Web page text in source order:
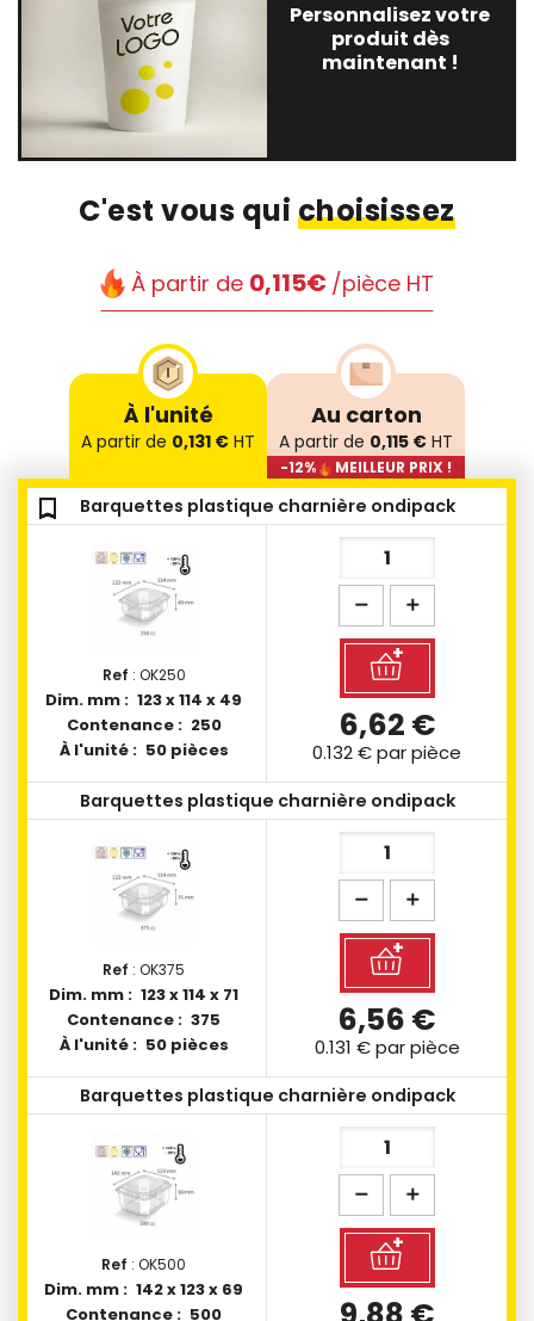
Personnalisez votre
produit dès
maintenant !
C'est vous qui choisissez
À l'unité
A partir de 0,131 € HT
À partir de 0,115€ /pièce HT
Au carton
A partir de 0,115 € HT
-12% MEILLEUR PRIX !
bookmark_outline
Ref : OK250
Dim. mm : 123 x 114 x 49
Contenance : 250
À l'unité : 50 pièces
Barquettes plastique charnière ondipack
6,62 €
0.132 €par pièce
bookmark_outline
Ref : OK375
Dim. mm : 123 x 114 x 71
Contenance : 375
À l'unité : 50 pièces
Barquettes plastique charnière ondipack
6,56 €
0.131 €par pièce
bookmark_outline
Ref : OK500
Dim. mm : 142 x 123 x 69
Contenance : 500
Barquettes plastique charnière ondipack
bookmark_outline
bookmark_outline
bookmark_outline
bookmark_outline
bookmark_outline
bookmark_outline
bookmark_outline